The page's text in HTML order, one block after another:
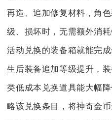
再造、追加修复材料，角
级、损坏时，无需额外消
活动兑换的装备箱就能完
生后装备追加等级提升，
类低成本兑换道具能大幅
略该兑换条目，将神奇金